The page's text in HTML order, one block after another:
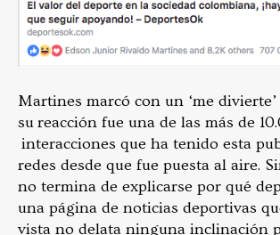
Martines marcó con un ‘me
su reacción fue una de las más de
interacciones que ha tenido esta
redes desde que fue puesta al aire.
no termina de explicarse por qué
una página de noticias deportivas
vista no delata ninguna inclinación